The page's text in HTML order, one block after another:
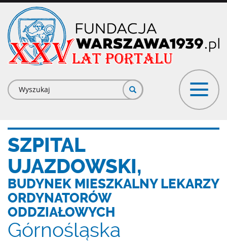
Przejdź
treści
Formularz
wyszukiwania
SZPITAL
UJAZDOWSKI,
BUDYNEK MIESZKALNY LEKARZY
ORDYNATORÓW
ODDZIAŁOWYCH
Górnośląska